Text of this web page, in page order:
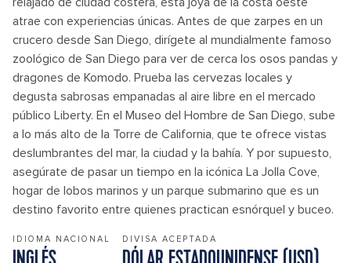
atrae con experiencias únicas. Antes de que zarpes en un
crucero desde San Diego, dirígete al mundialmente famoso
zoológico de San Diego para ver de cerca los osos pandas y
dragones de Komodo. Prueba las cervezas locales y
degusta sabrosas empanadas al aire libre en el mercado
público Liberty. En el Museo del Hombre de San Diego, sube
a lo más alto de la Torre de California, que te ofrece vistas
deslumbrantes del mar, la ciudad y la bahía. Y por supuesto,
asegúrate de pasar un tiempo en la icónica La Jolla Cove,
hogar de lobos marinos y un parque submarino que es un
destino favorito entre quienes practican esnórquel y buceo.
IDIOMA NACIONAL DIVISA ACEPTADA